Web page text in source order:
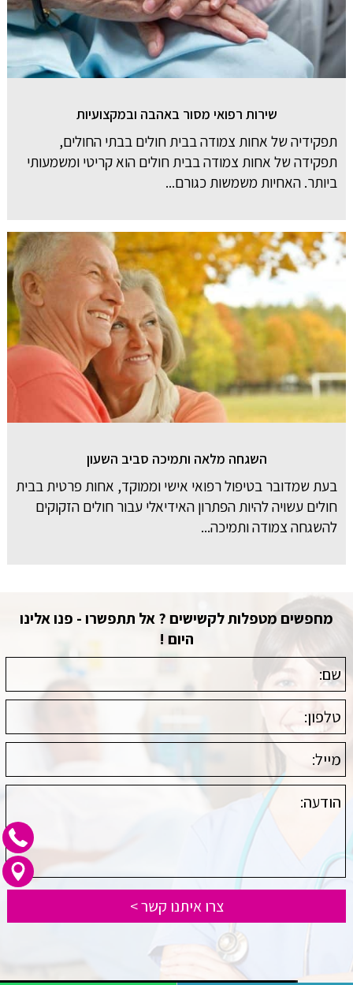
שירות רפואי מסור באהבה ובמקצועיות
תפקידיה של אחות צמודה בבית חולים בבתי החולים,
תפקידה של אחות צמודה בבית חולים הוא קריטי ומשמעותי
ביותר. האחיות משמשות כגורם...
השגחה מלאה ותמיכה סביב השעון
בעת שמדובר בטיפול רפואי אישי וממוקד, אחות פרטית בבית
חולים עשויה להיות הפתרון האידיאלי עבור חולים הזקוקים
להשגחה צמודה ותמיכה...
מחפשים מטפלות לקשישים ? אל תתפשרו - פנו אלינו
היום !